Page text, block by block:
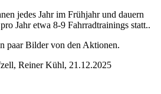
jedes Jahr im Frühjahr und dauern
Jahr etwa 8-9 Fahrradtrainings statt..
paar Bilder von den Aktionen.
Reiner Kühl, 21.12.2025